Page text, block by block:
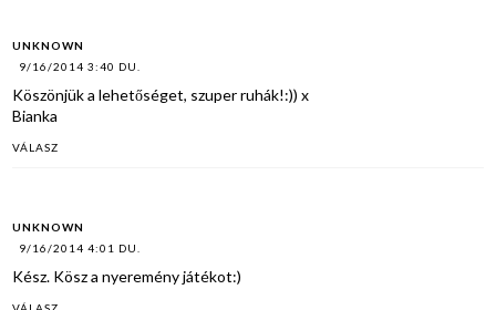
UNKNOWN
9/16/2014 3:40 DU.
Köszönjük a lehetőséget, szuper ruhák!:)) x
Bianka
VÁLASZ
UNKNOWN
9/16/2014 4:01 DU.
Kész. Kösz a nyeremény játékot:)